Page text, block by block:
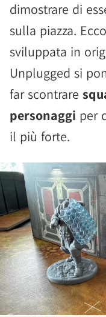
dimostrare di
sulla piazza.
sviluppata in
Unplugged si
far scontrare
personaggi per
il più forte.